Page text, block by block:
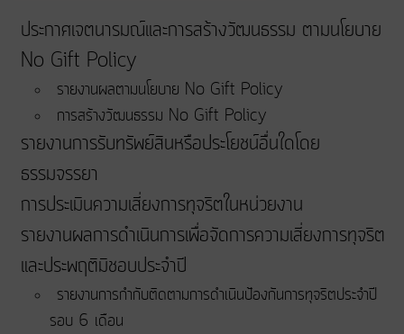
ประกาศเจตนารมณ์และการสร้างวัฒนธรรม ตามนโยบาย
No Gift Policy
รายงานผลตามนโยบาย No Gift Policy
การสร้างวัฒนธรรม No Gift Policy
รายงานการรับทรัพย์สินหรือประโยชน์อื่นใดโดย
ธรรมจรรยา
การประเมินความเสี่ยงการทุจริตในหน่วยงาน
รายงานผลการดำเนินการเพื่อจัดการความเสี่ยงการทุจริต
และประพฤติมิชอบประจำปี
รายงานการกำกับติดตามการดำเนินป้องกันการทุจริตประจำปี
รอบ 6 เดือน